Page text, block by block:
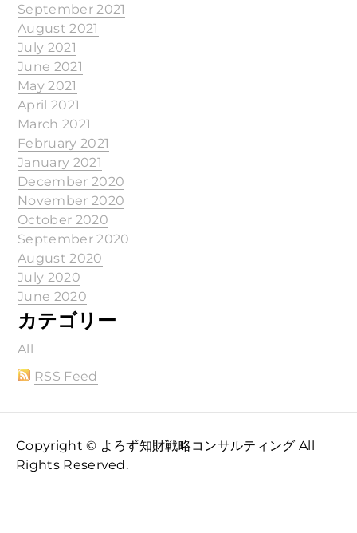
September 2021
August 2021
July 2021
June 2021
May 2021
April 2021
March 2021
February 2021
January 2021
December 2020
November 2020
October 2020
September 2020
August 2020
July 2020
June 2020
カテゴリー
All
RSS Feed
Copyright © よろず知財戦略コンサルティング All
Rights Reserved.